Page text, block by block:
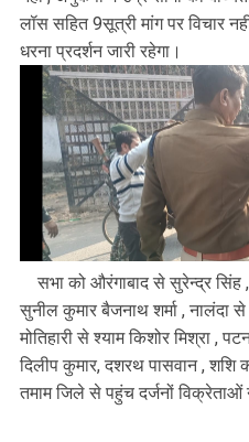
लॉस सहित 9सूत्री मांग पर विचार
धरना प्रदर्शन जारी रहेगा।
सभा को औरंगाबाद से सुरेन्द्र सिंह ,
सुनील कुमार बैजनाथ शर्मा , नालंदा
मोतिहारी से श्याम किशोर मिश्रा ,
दिलीप कुमार, दशरथ पासवान ,
तमाम जिले से पहुंच दर्जनों विक्रेताओं